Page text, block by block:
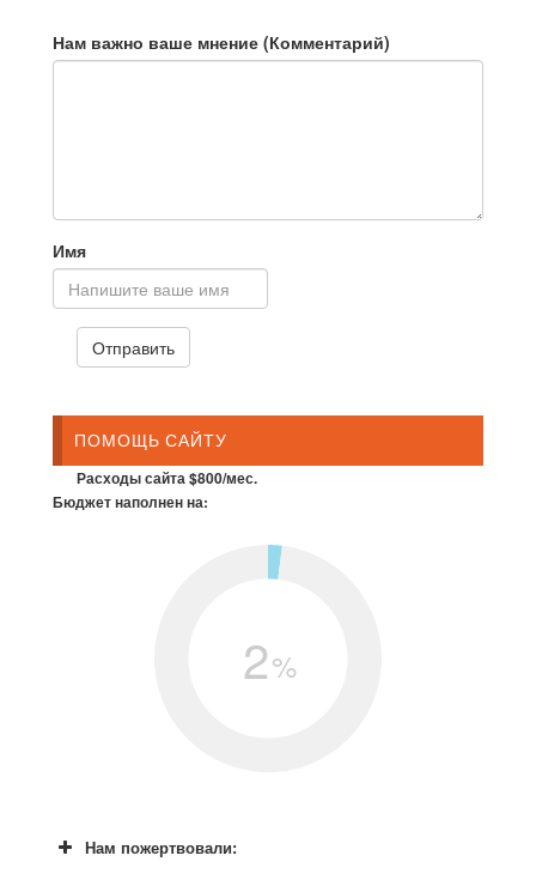
Нам важно ваше мнение (Комментарий)
Имя
ПОМОЩЬ САЙТУ
Расходы сайта $800/мес.
Бюджет наполнен на:
2%
Нам пожертвовали: